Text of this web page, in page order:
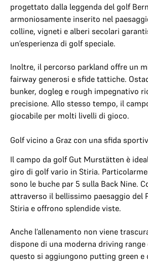
progettato dalla leggenda del golf
armoniosamente inserito nel
colline, vigneti e alberi secolari
un’esperienza di golf speciale.
Inoltre, il percorso parkland offre un
fairway generosi e sfide tattiche.
bunker, dogleg e rough impegnativo
precisione. Allo stesso tempo, il
giocabile per molti livelli di gioco.
Golf vicino a Graz con una sfida
Il campo da golf Gut Murstätten è
giro di golf vario in Stiria.
sono le buche par 5 sulla Back Nine.
attraverso il bellissimo paesaggio del
Stiria e offrono splendide viste.
Anche l’allenamento non viene
dispone di una moderna driving
questo si aggiungono putting green e